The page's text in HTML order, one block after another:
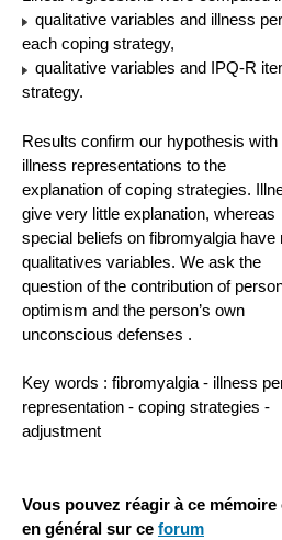
qualitative variables and illness
each coping strategy,
qualitative variables and IPQ-R
strategy.
Results confirm our hypothesis
illness representations to the
explanation of coping strategies.
give very little explanation, whereas
special beliefs on fibromyalgia
qualitatives variables. We ask the
question of the contribution of
optimism and the person’s own
unconscious defenses .
Key words : fibromyalgia - illness
representation - coping strategies -
adjustment
Vous pouvez réagir à ce
en général sur ce forum